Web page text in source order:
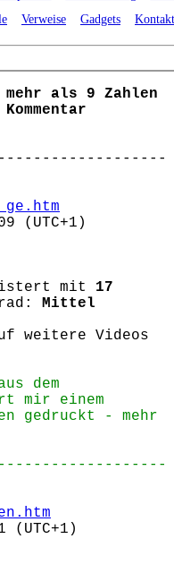
Verweise Gadgets Kontakt